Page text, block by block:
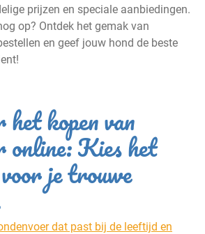
prijzen en speciale aanbiedingen.
op? Ontdek het gemak van
en geef jouw hond de beste
kopen van
online: Kies het
je trouwe
dat past bij de leeftijd en